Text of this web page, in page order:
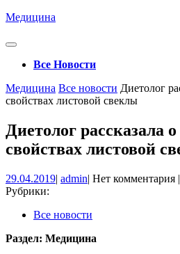
Перейти
содержимому
Медицина
Кнопка
ОткрытьВсе Новости
Кнопка
Закрыть
Медицина Все новости Диетолог
свойствах листовой свеклы
Диетолог рассказала
свойствах листовой
29.04.201929.04.2019
| adminadmin
| Нет комментария |
Рубрики:
Все новости
Раздел: Медицина